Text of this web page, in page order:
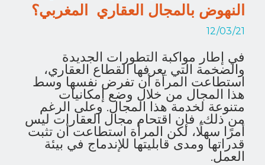
النهوض بالمجال العقاري المغربي؟
12/03/21
في إطار مواكبة التطورات الجديدة
والضخمة التي يعرفها القطاع العقاري،
استطاعت المرأة أن تفرض نفسها وسط
هذا المجال من خلال وضع إمكانيات
متنوعة لخدمة هذا المجال. وعلى الرغم
من ذلك، فإن اقتحام مجال العقارات ليس
أمرًا سهلًا، لكن المرأة استطاعت أن تثبت
قدراتها ومدى قابليتها للإندماج في بيئة
العمل.